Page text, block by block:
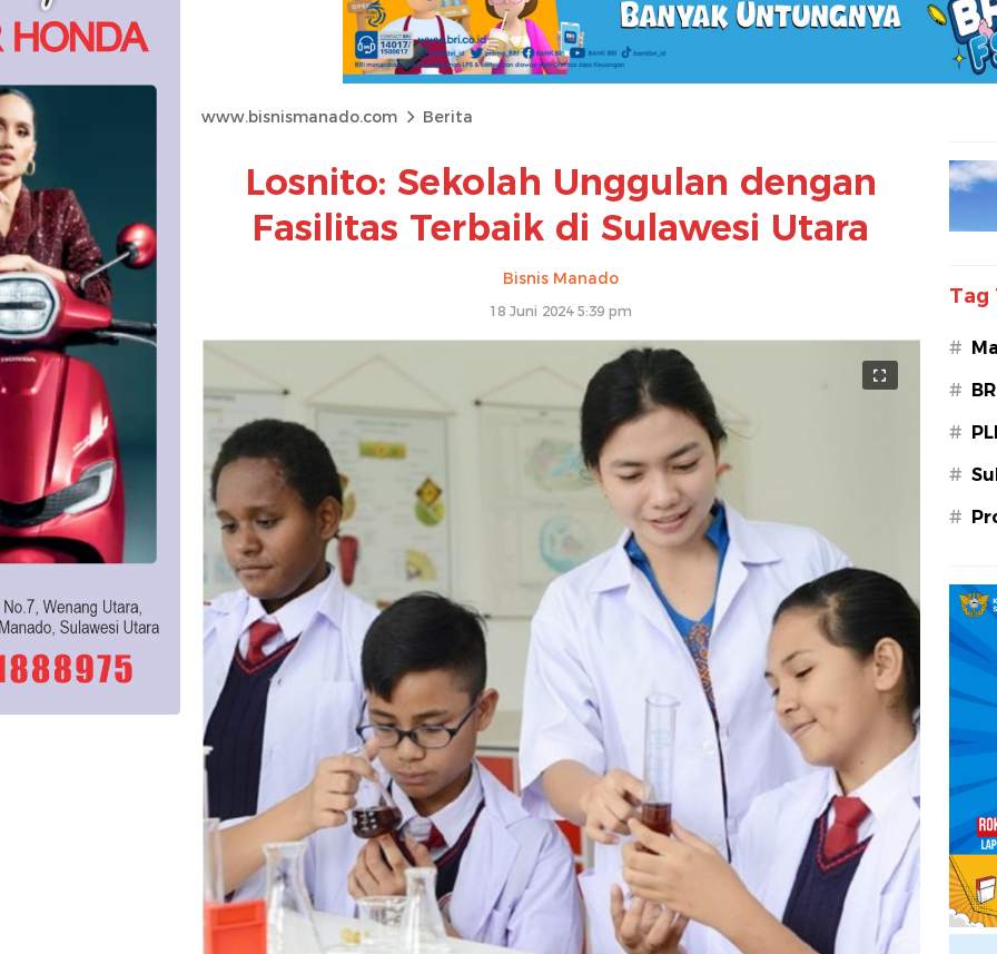
www.bisnismanado.com Berita
Losnito: Sekolah Unggulan dengan
Fasilitas Terbaik di Sulawesi Utara
Bisnis Manado
18 Juni 2024 5:39 pm
Tag
#
#
#
#
#